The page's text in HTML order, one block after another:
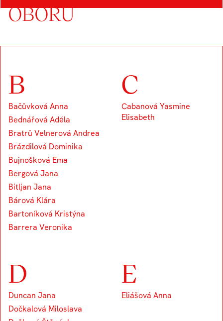
OBORU
B
Bačůvková Anna
Bednářová Adéla
Bratrů Velnerová Andrea
Brázdilová Dominika
Bujnošková Ema
Bergová Jana
Bitljan Jana
Bárová Klára
Bartoníková Kristýna
Barrera Veronika
C
Cabanová Yasmine
Elisabeth
D
Duncan Jana
Dočkalová Miloslava
E
Eliášová Anna